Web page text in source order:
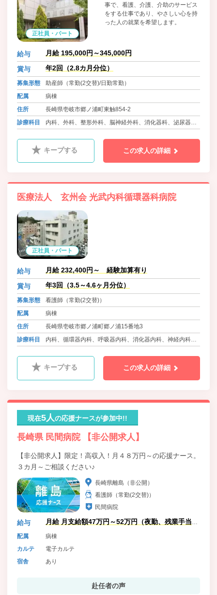
正社員・パート
事で、看護、介護、介助のサービス
をする仕事であり、やさしい心を持
った人の就業を希望します。
給与 月給 195,000円～345,000円
賞与 年2回（2.8カ月分位）
募集形態
助産師（常勤(2交替)/日勤常勤）
配属
病棟
住所
長崎県壱岐市郷ノ浦町東触854-2
診療科目
内科、外科、整形外科、脳神経外科、消化器科、泌尿器
ｰ科
キープする この求人の詳細
医療法人 玄州会 光武内科循環器科病院
正社員・パート
給与 月給 232,400円～ 経験加算有り
賞与 年3回（3.5～4.6ヶ月分位）
募集形態
看護師（常勤(2交替)）
配属
病棟
住所
長崎県壱岐市郷ノ浦町郷ノ浦15番地3
診療科目
内科、循環器内科、呼吸器内科、消化器内科、神経内科、
キープする この求人の詳細
現在5人の応援ナースが参加中!!
長崎県 民間病院 【非公開求人】
【非公開求人】限定！高収入！月４８万円～の応援ナース。
３カ月～ご相談ください♪
長崎県離島（非公開）
看護師（常勤(2交替)）
民間病院
給与
月給 月支給額47万円～52万円（夜勤、残業手当
含）
配属
病棟
カルテ
電子カルテ
宿舎
あり
赴任者の声